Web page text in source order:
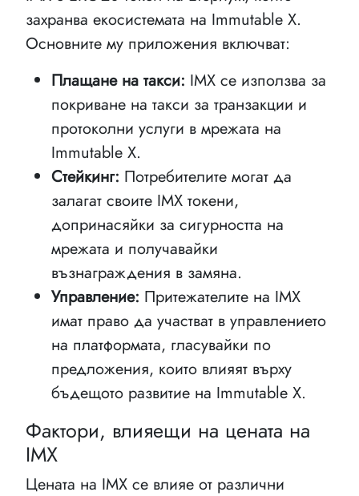
захранва екосистемата на Immutable X.
Основните му приложения включват:
Плащане на такси: IMX се използва за
покриване на такси за транзакции и
протоколни услуги в мрежата на
Immutable X.
Стейкинг: Потребителите могат да
залагат своите IMX токени,
допринасяйки за сигурността на
мрежата и получавайки
възнаграждения в замяна.
Управление: Притежателите на IMX
имат право да участват в управлението
на платформата, гласувайки по
предложения, които влияят върху
бъдещото развитие на Immutable X.
Фактори, влияещи на цената на
IMX
Цената на IMX се влияе от различни